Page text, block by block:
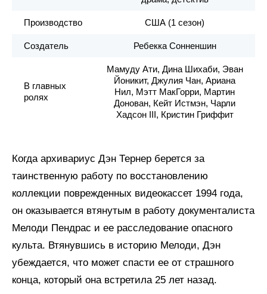
Производство США (1 сезон)
Создатель Ребекка Сонненшин
В главных
ролях
Мамуду Ати, Дина Шихаби, Эван
Йоникит, Джулия Чан, Ариана
Нил, Мэтт МакГорри, Мартин
Донован, Кейт Истмэн, Чарли
Хадсон III, Кристин Гриффит
Когда архивариус Дэн Тернер берется за
таинственную работу по восстановлению
коллекции поврежденных видеокассет 1994 года,
он оказывается втянутым в работу документалиста
Мелоди Пендрас и ее расследование опасного
культа. Втянувшись в историю Мелоди, Дэн
убеждается, что может спасти ее от страшного
конца, который она встретила 25 лет назад.